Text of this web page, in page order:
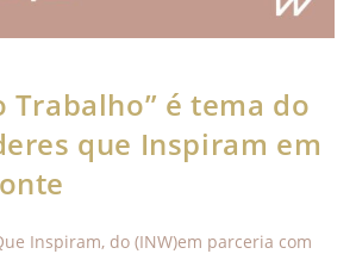
Trabalho” é tema do
que Inspiram em
Inspiram, do (INW)em parceria com